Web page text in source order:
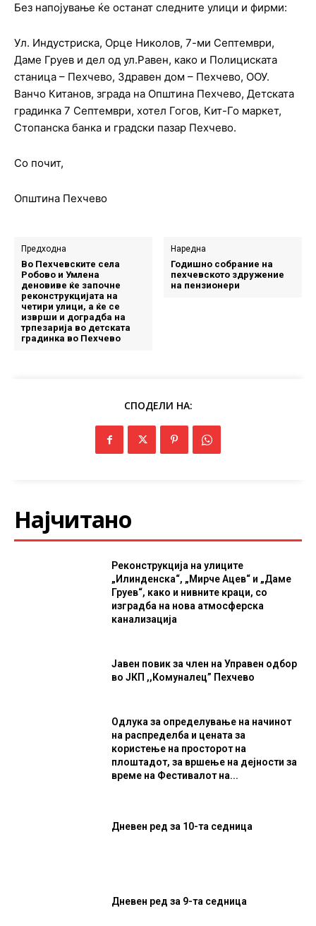
Без напојување ќе останат следните улици и фирми:
Ул. Индустриска, Орце Николов, 7-ми Септември,
Даме Груев и дел од ул.Равен, како и Полициската
станица – Пехчево, Здравен дом – Пехчево, ООУ.
Ванчо Китанов, зграда на Општина Пехчево, Детската
градинка 7 Септември, хотел Гогов, Кит-Го маркет,
Стопанска банка и градски пазар Пехчево.
Со почит,
Општина Пехчево
Предходна
Во Пехчевските села
Робово и Умлена
деновиве ќе започне
реконструкцијата на
четири улици, а ќе се
изврши и доградба на
трпезарија во детската
градинка во Пехчево
Наредна
Годишно собрание на
пехчевското здружение
на пензионери
СПОДЕЛИ НА:
Најчитано
Реконструкција на улиците
„Илинденска“, „Мирче Ацев“ и „Даме
Груев“, како и нивните краци, со
изградба на нова атмосферска
канализација
Јавен повик за член на Управен одбор
во ЈКП ,,Комуналец” Пехчево
Одлука за определување на начинот
на распределба и цената за
користење на просторот на
плоштадот, за вршење на дејности за
време на Фестивалот на...
Дневен ред за 10-та седница
Дневен ред за 9-та седница